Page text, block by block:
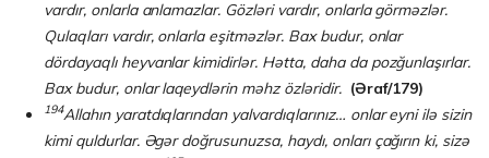
vardır, onlarla anlamazlar. Gözləri vardır, onlarla görməzlər.
Qulaqları vardır, onlarla eşitməzlər. Bax budur, onlar
dördayaqlı heyvanlar kimidirlər. Hətta, daha da pozğunlaşırlar.
Bax budur, onlar laqeydlərin məhz özləridir. (Əraf/179)
194Allahın yaratdıqlarından yalvardıqlarınız… onlar eyni ilə sizin
kimi quldurlar. Əgər doğrusunuzsa, haydı, onları çağırın ki, sizə